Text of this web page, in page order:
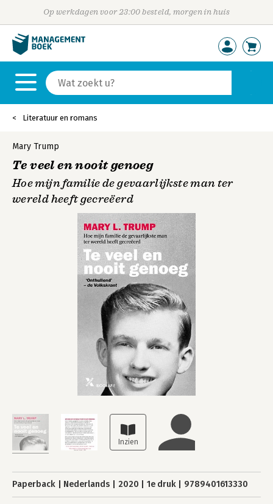
Op werkdagen voor 23:00 besteld, morgen in huis
Literatuur en romans
Mary Trump
Te veel en nooit genoeg
Hoe mijn familie de gevaarlijkste man ter
wereld heeft gecreëerd
Paperback Nederlands 2020 1e druk 9789401613330